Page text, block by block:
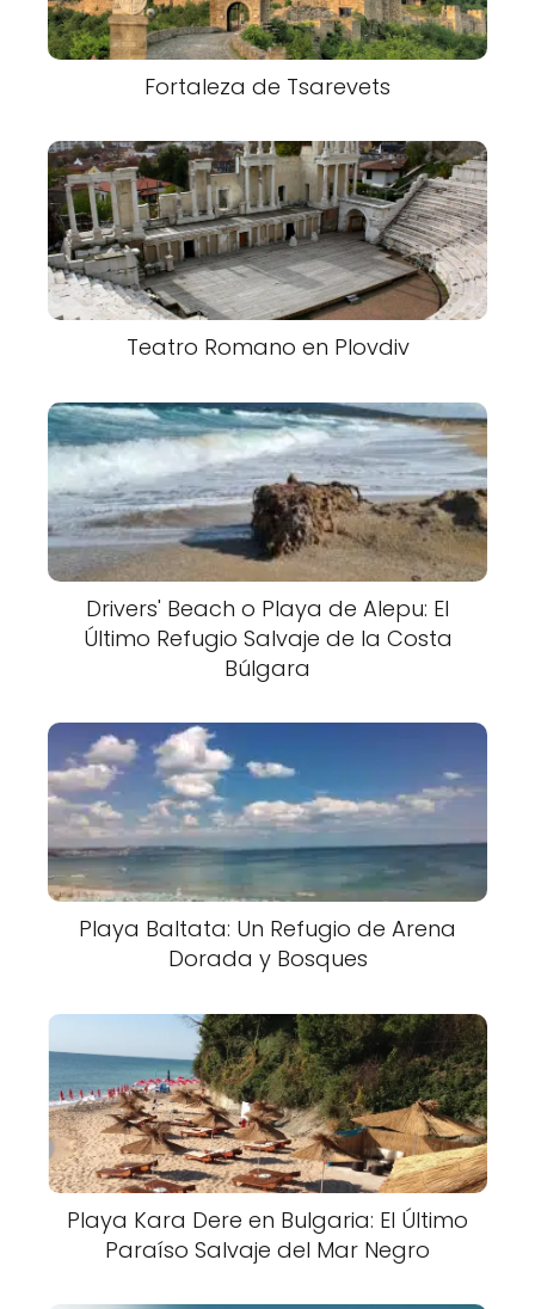
Fortaleza de Tsarevets
Teatro Romano en Plovdiv
Drivers' Beach o Playa de Alepu: El
Último Refugio Salvaje de la Costa
Búlgara
Playa Baltata: Un Refugio de Arena
Dorada y Bosques
Playa Kara Dere en Bulgaria: El Último
Paraíso Salvaje del Mar Negro